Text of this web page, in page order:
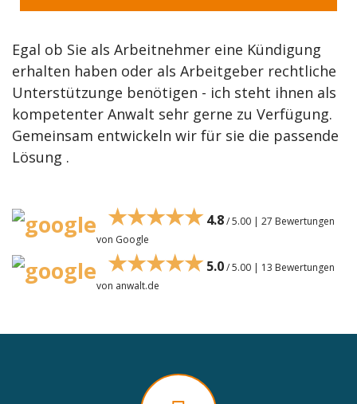
Egal ob Sie als Arbeitnehmer eine Kündigung
erhalten haben oder als Arbeitgeber rechtliche
Unterstützunge benötigen - ich steht ihnen als
kompetenter Anwalt sehr gerne zu Verfügung.
Gemeinsam entwickeln wir für sie die passende
Lösung .
★★★★★ 4.8/ 5.00 | 27 Bewertungen
von Google
★★★★★ 5.0/ 5.00 | 13 Bewertungen
von anwalt.de